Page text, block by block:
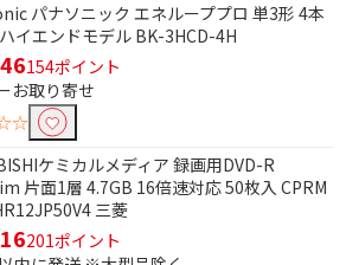
パナソニック エネループプロ 単3形 4本
イエンドモデル BK-3HCD-4H
154ポイント
お取り寄せ
ケミカルメディア 録画用DVD-R
片面1層 4.7GB 16倍速対応 50枚入 CPRM
三菱
201ポイント
で絞り込む
絞り込む